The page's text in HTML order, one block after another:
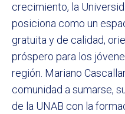
crecimiento, la
posiciona como un
gratuita y de calidad,
próspero para los
región. Mariano
comunidad a sumarse,
de la UNAB con la